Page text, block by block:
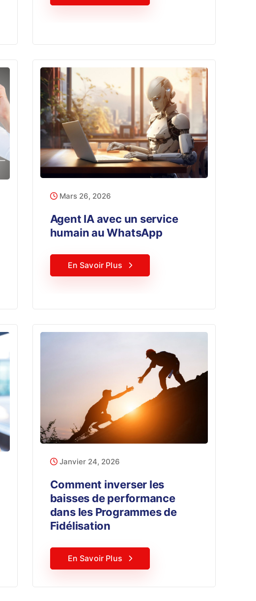
Mars 26, 2026
Agent IA avec un service
humain au WhatsApp
En Savoir Plus
Janvier 24, 2026
Comment inverser les
baisses de performance
dans les Programmes de
Fidélisation
En Savoir Plus